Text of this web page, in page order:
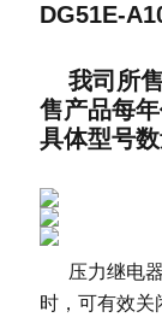
DG51E-
我司所售
售产品每
具体型号
压力继电
时，可有效关